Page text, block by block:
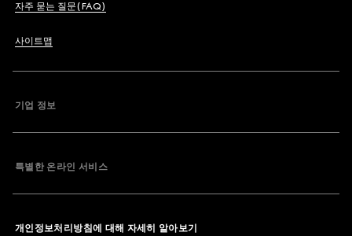
자주 묻는 질문(FAQ)
사이트맵
기업 정보
특별한 온라인 서비스
개인정보처리방침에 대해 자세히 알아보기